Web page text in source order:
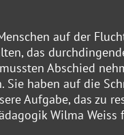
auf der
das
Abschied
haben auf die
Aufgabe, das zu
Wilma